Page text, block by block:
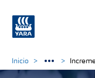
Inicio